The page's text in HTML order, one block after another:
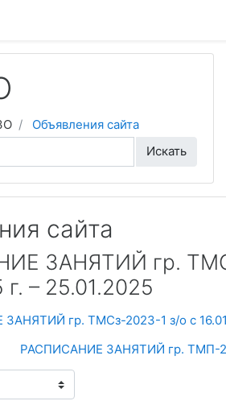
Объявления сайта
Искать
сайта
ЗАНЯТИЙ гр.
г. – 25.01.2025
гр. ТМСз-2023-1 з/о с
РАСПИСАНИЕ ЗАНЯТИЙ гр. ТМП-